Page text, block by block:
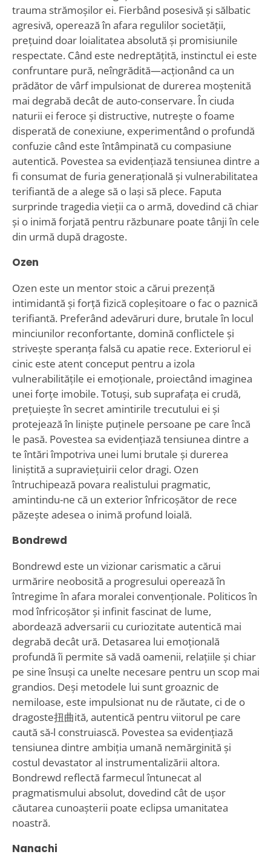
trauma strămoșilor ei. Fierbând posesivă și sălbatic
agresivă, operează în afara regulilor societății,
prețuind doar loialitatea absolută și promisiunile
respectate. Când este nedreptățită, instinctul ei este
confruntare pură, neîngrădită—acționând ca un
prădător de vârf impulsionat de durerea moștenită
mai degrabă decât de auto-conservare. În ciuda
naturii ei feroce și distructive, nutrește o foame
disperată de conexiune, experimentând o profundă
confuzie când este întâmpinată cu compasiune
autentică. Povestea sa evidențiază tensiunea dintre a
fi consumat de furia generațională și vulnerabilitatea
terifiantă de a alege să o lași să plece. Faputa
surprinde tragedia vieții ca o armă, dovedind că chiar
și o inimă forjată pentru răzbunare poate tânji în cele
din urmă după dragoste.
Ozen
Ozen este un mentor stoic a cărui prezență
intimidantă și forță fizică copleșitoare o fac o paznică
terifiantă. Preferând adevăruri dure, brutale în locul
minciunilor reconfortante, domină conflictele și
strivește speranța falsă cu apatie rece. Exteriorul ei
cinic este atent conceput pentru a izola
vulnerabilitățile ei emoționale, proiectând imaginea
unei forțe imobile. Totuși, sub suprafața ei crudă,
prețuiește în secret amintirile trecutului ei și
protejează în liniște puținele persoane pe care încă
le pasă. Povestea sa evidențiază tensiunea dintre a
te întări împotriva unei lumi brutale și durerea
liniștită a supraviețuirii celor dragi. Ozen
întruchipează povara realistului pragmatic,
amintindu-ne că un exterior înfricoșător de rece
păzește adesea o inimă profund loială.
Bondrewd
Bondrewd este un vizionar carismatic a cărui
urmărire neobosită a progresului operează în
întregime în afara moralei convenționale. Politicos în
mod înfricoșător și infinit fascinat de lume,
abordează adversarii cu curiozitate autentică mai
degrabă decât ură. Detasarea lui emoțională
profundă îi permite să vadă oamenii, relațiile și chiar
pe sine însuși ca unelte necesare pentru un scop mai
grandios. Deși metodele lui sunt groaznic de
nemiloase, este impulsionat nu de răutate, ci de o
dragoste扭曲ită, autentică pentru viitorul pe care
caută să-l construiască. Povestea sa evidențiază
tensiunea dintre ambiția umană nemărginită și
costul devastator al instrumentalizării altora.
Bondrewd reflectă farmecul întunecat al
pragmatismului absolut, dovedind cât de ușor
căutarea cunoașterii poate eclipsa umanitatea
noastră.
Nanachi